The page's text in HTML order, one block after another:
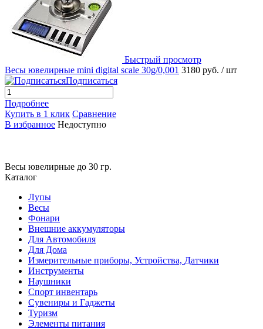
Быстрый просмотр
Весы ювелирные mini digital scale 30g/0,001 3180 руб. / шт
Подписаться
Подробнее
Купить в 1 клик Сравнение
В избранное Недоступно
Весы ювелирные до 30 гр.
Каталог
Лупы
Весы
Фонари
Внешние аккумуляторы
Для Автомобиля
Для Дома
Измерительные приборы, Устройства, Датчики
Инструменты
Наушники
Спорт инвентарь
Сувениры и Гаджеты
Туризм
Элементы питания